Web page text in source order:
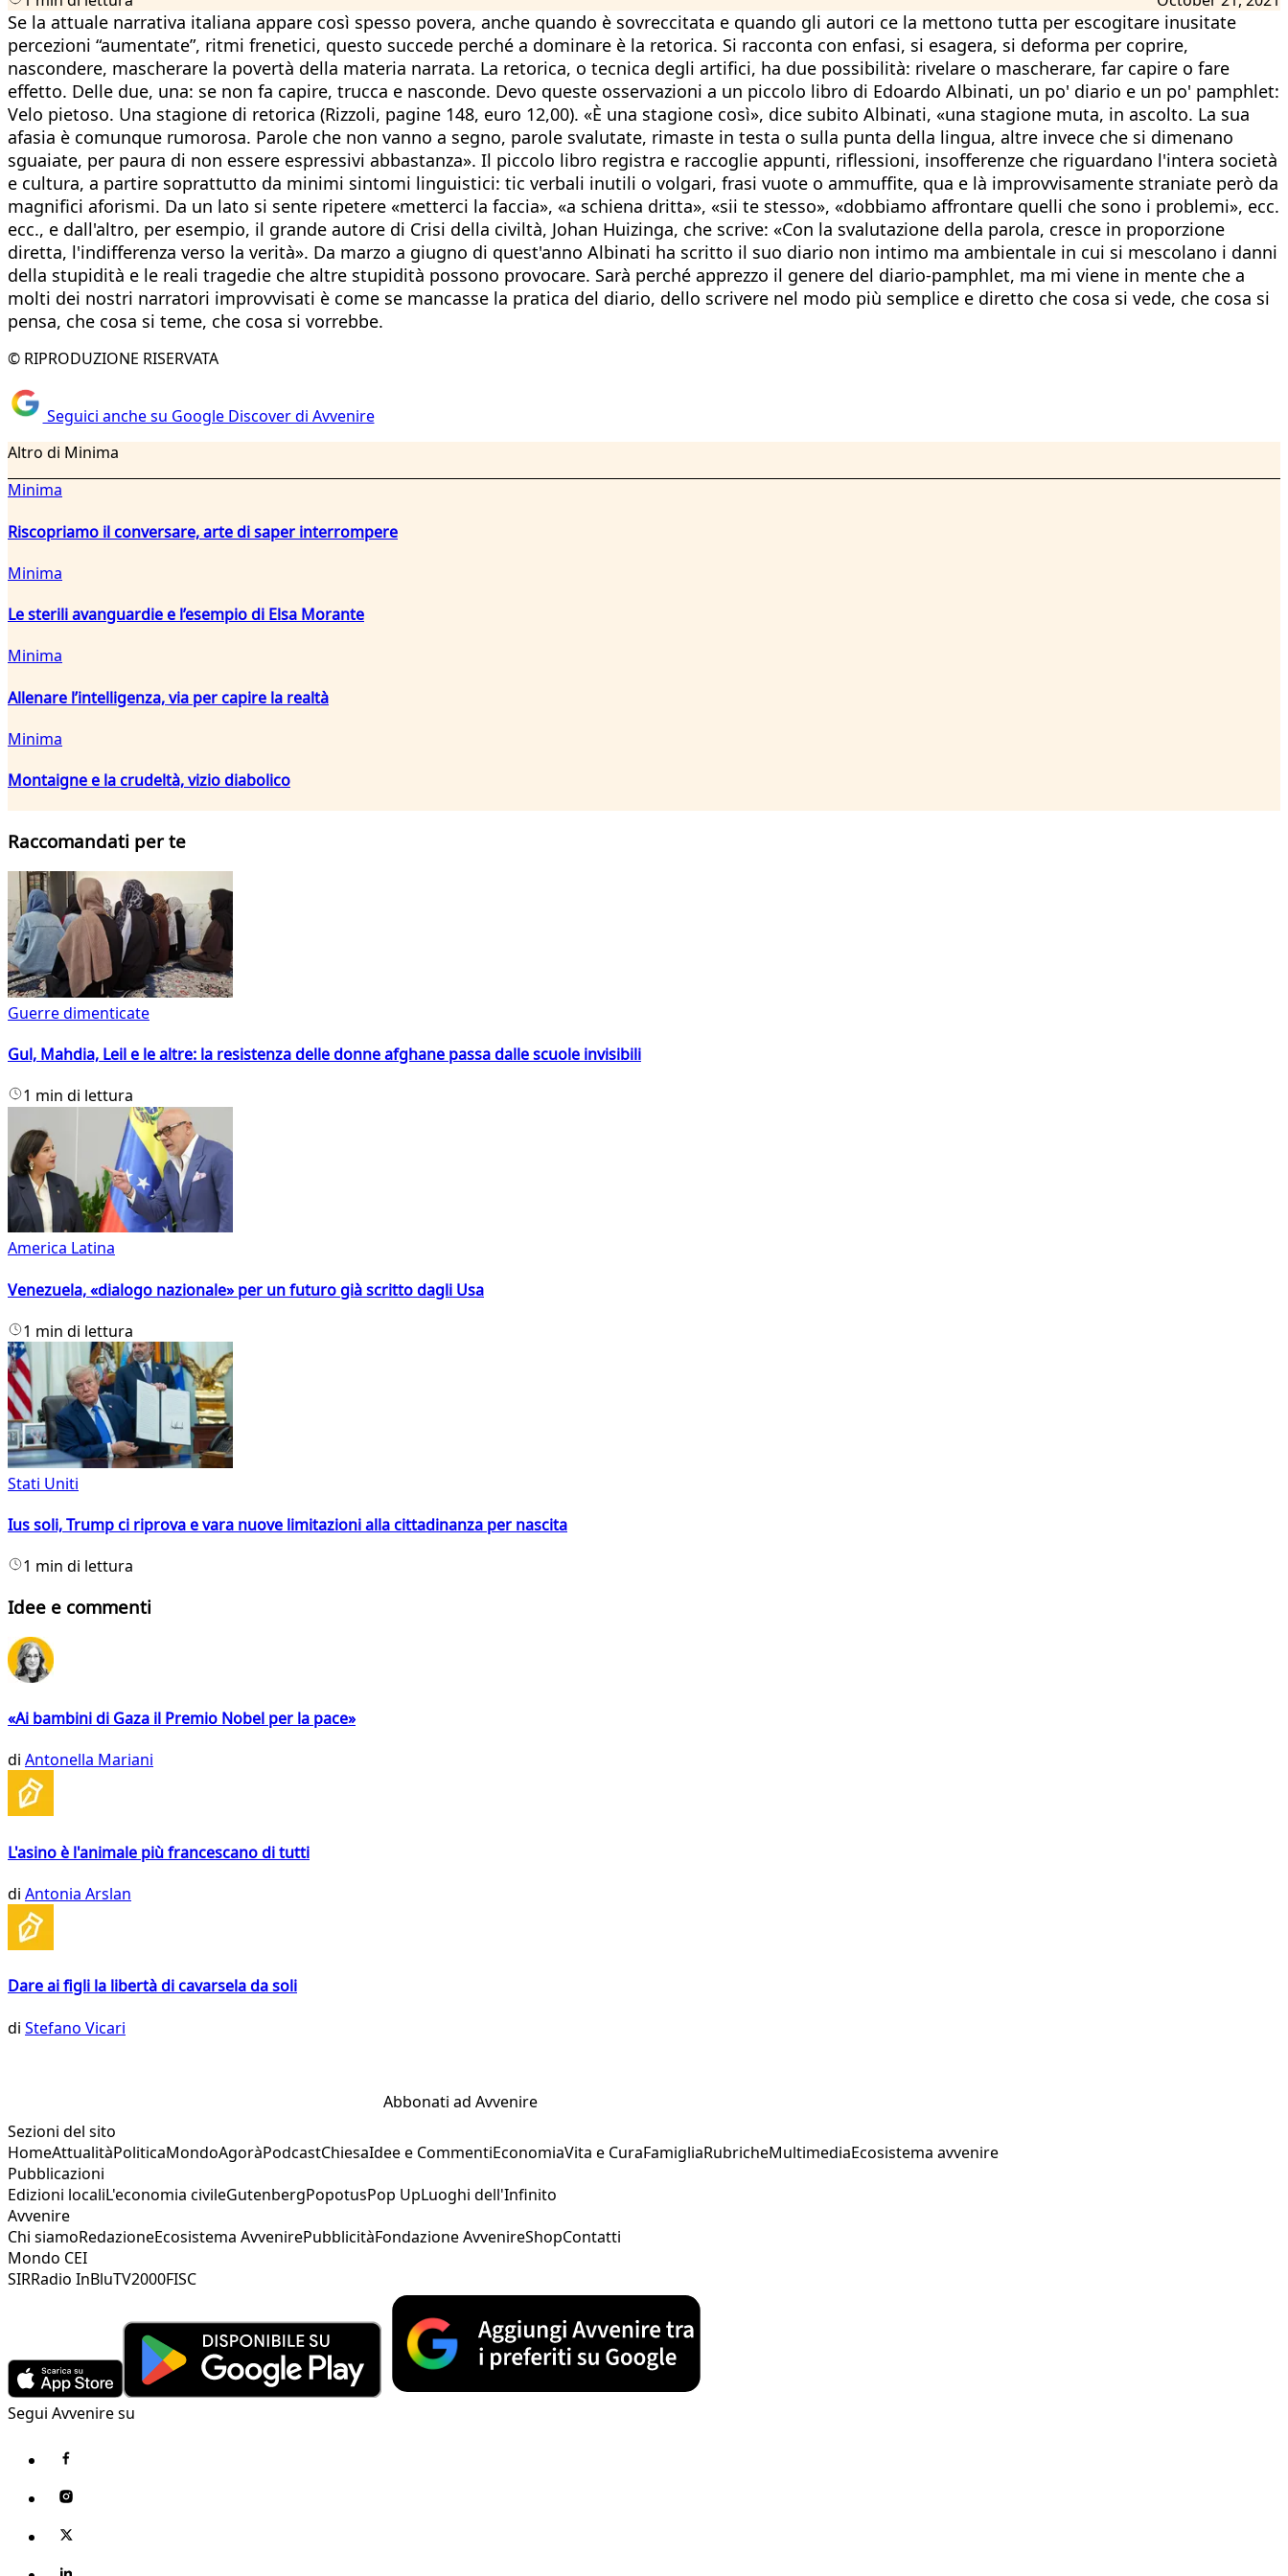
Se la attuale narrativa italiana appare così spesso povera, anche quando è sovreccitata e quando gli autori ce la mettono tutta per escogitare inusitate
percezioni “aumentate”, ritmi frenetici, questo succede perché a dominare è la retorica. Si racconta con enfasi, si esagera, si deforma per coprire,
nascondere, mascherare la povertà della materia narrata. La retorica, o tecnica degli artifici, ha due possibilità: rivelare o mascherare, far capire o fare
effetto. Delle due, una: se non fa capire, trucca e nasconde. Devo queste osservazioni a un piccolo libro di Edoardo Albinati, un po' diario e un po' pamphlet:
Velo pietoso. Una stagione di retorica (Rizzoli, pagine 148, euro 12,00). «È una stagione così», dice subito Albinati, «una stagione muta, in ascolto. La sua
afasia è comunque rumorosa. Parole che non vanno a segno, parole svalutate, rimaste in testa o sulla punta della lingua, altre invece che si dimenano
sguaiate, per paura di non essere espressivi abbastanza». Il piccolo libro registra e raccoglie appunti, riflessioni, insofferenze che riguardano l'intera società
e cultura, a partire soprattutto da minimi sintomi linguistici: tic verbali inutili o volgari, frasi vuote o ammuffite, qua e là improvvisamente straniate però da
magnifici aforismi. Da un lato si sente ripetere «metterci la faccia», «a schiena dritta», «sii te stesso», «dobbiamo affrontare quelli che sono i problemi», ecc.
ecc., e dall'altro, per esempio, il grande autore di Crisi della civiltà, Johan Huizinga, che scrive: «Con la svalutazione della parola, cresce in proporzione
diretta, l'indifferenza verso la verità». Da marzo a giugno di quest'anno Albinati ha scritto il suo diario non intimo ma ambientale in cui si mescolano i danni
della stupidità e le reali tragedie che altre stupidità possono provocare. Sarà perché apprezzo il genere del diario-pamphlet, ma mi viene in mente che a
molti dei nostri narratori improvvisati è come se mancasse la pratica del diario, dello scrivere nel modo più semplice e diretto che cosa si vede, che cosa si
pensa, che cosa si teme, che cosa si vorrebbe.
© RIPRODUZIONE RISERVATA
Seguici anche su Google Discover di Avvenire
Altro di Minima
Minima
Riscopriamo il conversare, arte di saper interrompere
Minima
Le sterili avanguardie e l’esempio di Elsa Morante
Minima
Allenare l’intelligenza, via per capire la realtà
Minima
Montaigne e la crudeltà, vizio diabolico
Raccomandati per te
Guerre dimenticate
Gul, Mahdia, Leil e le altre: la resistenza delle donne afghane passa dalle scuole invisibili
1 min di lettura
America Latina
Venezuela, «dialogo nazionale» per un futuro già scritto dagli Usa
1 min di lettura
Stati Uniti
Ius soli, Trump ci riprova e vara nuove limitazioni alla cittadinanza per nascita
1 min di lettura
Idee e commenti
«Ai bambini di Gaza il Premio Nobel per la pace»
di Antonella Mariani
L'asino è l'animale più francescano di tutti
di Antonia Arslan
Dare ai figli la libertà di cavarsela da soli
di Stefano Vicari
Abbonati ad Avvenire
Sezioni del sito
HomeAttualitàPoliticaMondoAgoràPodcastChiesaIdee e CommentiEconomiaVita e CuraFamigliaRubricheMultimediaEcosistema avvenire
Pubblicazioni
Edizioni localiL'economia civileGutenbergPopotusPop UpLuoghi dell'Infinito
Avvenire
Chi siamoRedazioneEcosistema AvvenirePubblicitàFondazione AvvenireShopContatti
Mondo CEI
SIRRadio InBluTV2000FISC
Segui Avvenire su